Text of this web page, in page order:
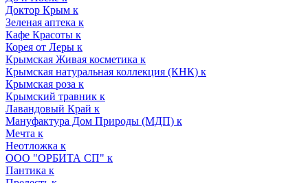
Доктор Крым к
Зеленая аптека к
Кафе Красоты к
Корея от Леры к
Крымская Живая косметика к
Крымская натуральная коллекция (КНК) к
Крымская роза к
Крымский травник к
Лавандовый Край к
Мануфактура Дом Природы (МДП) к
Мечта к
Неотложка к
ООО "ОРБИТА СП" к
Пантика к